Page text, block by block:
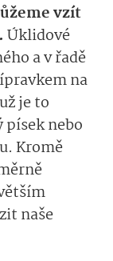
vzít
Úklidové
a v řadě
na
je to
nebo
Kromě
naše